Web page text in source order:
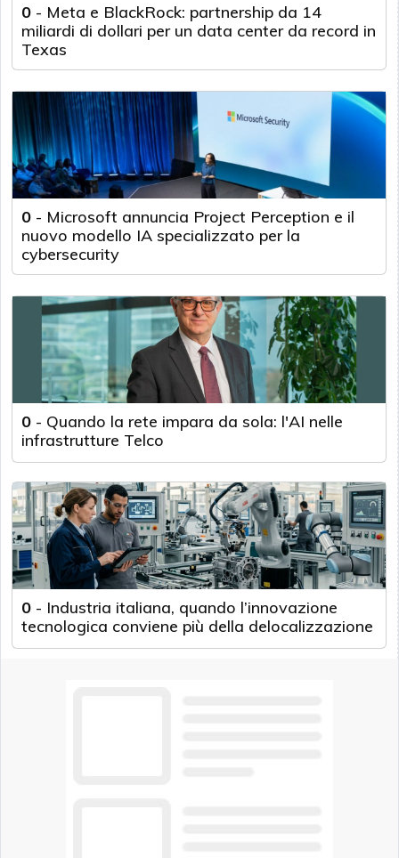
0 - Meta e BlackRock: partnership da 14
miliardi di dollari per un data center da record in
Texas
0 - Microsoft annuncia Project Perception e il
nuovo modello IA specializzato per la
cybersecurity
0 - Quando la rete impara da sola: l'AI nelle
infrastrutture Telco
0 - Industria italiana, quando l’innovazione
tecnologica conviene più della delocalizzazione